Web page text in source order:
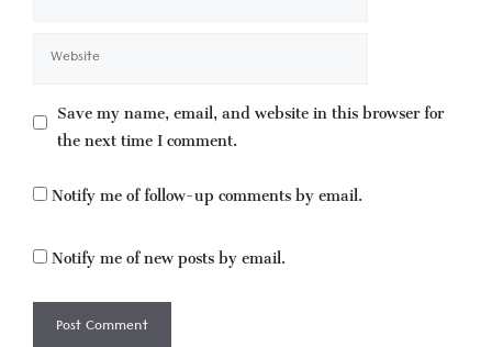
Website
Save my name, email, and website in this browser for
the next time I comment.
Notify me of follow-up comments by email.
Notify me of new posts by email.